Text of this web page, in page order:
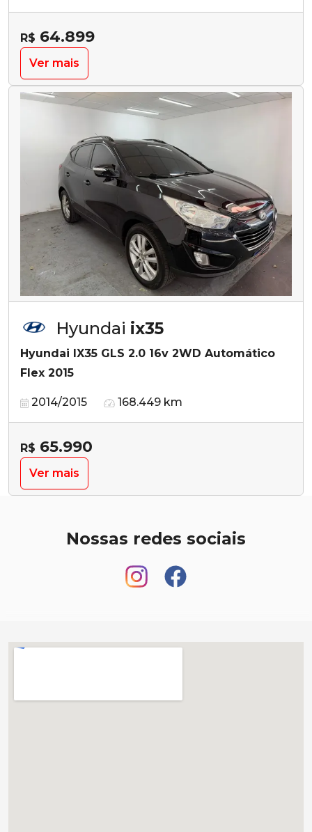
R$ 64.899
Ver mais
Hyundai ix35
Hyundai IX35 GLS 2.0 16v 2WD Automático
Flex 2015
2014/2015 168.449 km
R$ 65.990
Ver mais
Nossas redes sociais